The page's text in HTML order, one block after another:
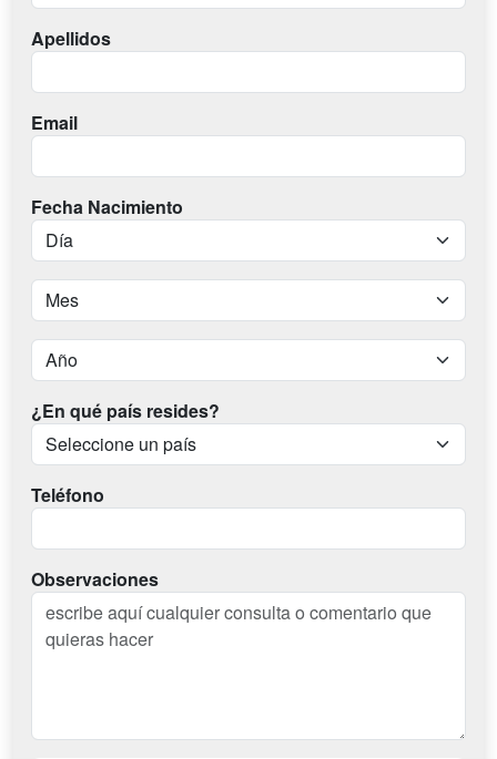
Apellidos
Email
Fecha Nacimiento
¿En qué país resides?
Teléfono
Observaciones